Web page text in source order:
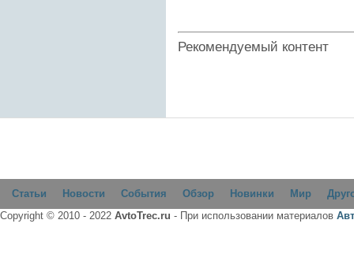
Рекомендуемый контент
Статьи Новости События Обзор Новинки Мир
Copyright © 2010 - 2022 AvtoTrec.ru - При использовании материалов